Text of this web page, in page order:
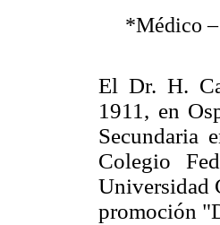
*Médico
El Dr. H.
1911, en
Secundaria
Colegio
Universidad
promoción